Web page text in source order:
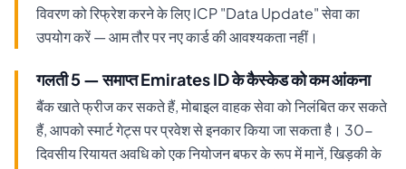
विवरण को रिफ्रेश करने के लिए ICP "Data Update" सेवा का
उपयोग करें — आम तौर पर नए कार्ड की आवश्यकता नहीं।
गलती 5 — समाप्त Emirates ID के कैस्केड को कम आंकना
बैंक खाते फ्रीज कर सकते हैं, मोबाइल वाहक सेवा को निलंबित कर सकते
हैं, आपको स्मार्ट गेट्स पर प्रवेश से इनकार किया जा सकता है। 30-
दिवसीय रियायत अवधि को एक नियोजन बफर के रूप में मानें, खिड़की के